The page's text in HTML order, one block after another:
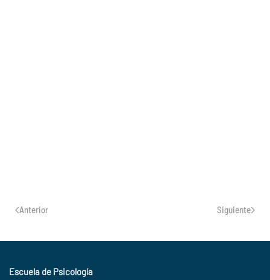
Anterior Siguiente
Escuela de Psicología